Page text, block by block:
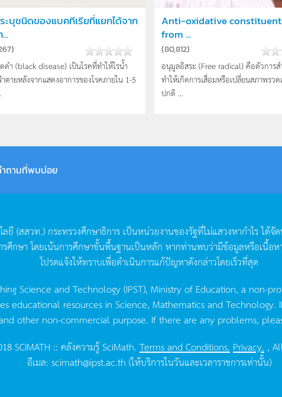
ะบุชนิดของแบคทีเรียที่แยกได้จาก
)
ดำ (black disease) เป็นโรคที่ทำให้ไรน้ำ
ตายหลังจากแสดงอาการของโรคภายใน 1-5
Anti-oxidative
from ...
(80,812)
อนุมูลอิสระ (Free radical) คือตัวการ
ทำให้เกิดการเสื่อมหรือเปลี่ยนสภาพรวด
ปกติ ...
ถามที่พบบ่อย
ลยี (สสวท.) กระทรวงศึกษาธิการ เป็นหน่วยงานของรัฐที่ไม่แสวงหากำไรได้จั
ศึกษา โดยเน้นการศึกษาขั้นพื้นฐานเป็นหลัก หากท่านพบว่ามีข้อมูลหรือเนื้อห
โปรดแจ้งให้ทราบเพื่อดำเนินการแก้ปัญหาดังกล่าวโดยเร็วที่สุด
Science and Technology (IPST), Ministry of Education, a non-
educational resources in Science, Mathematics and Technology.
other non-commercial purpose. If there are any problems,
SCIMATH :: คลังความรู้ SciMath.Terms and Conditions. Privacy. ,
อีเมล: scimath@ipst.ac.th (ให้บริการในวันและเวลาราชการเท่านั้น)